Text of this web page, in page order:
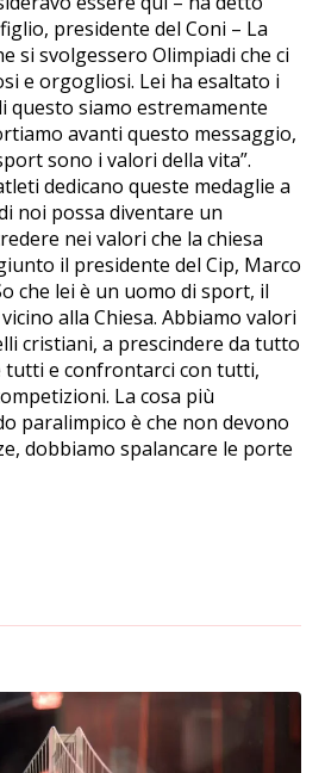
presidente del Coni – La
si svolgessero Olimpiadi che ci
e orgogliosi. Lei ha esaltato i
questo siamo estremamente
avanti questo messaggio,
sono i valori della vita”.
dedicano queste medaglie a
noi possa diventare un
nei valori che la chiesa
il presidente del Cip, Marco
che lei è un uomo di sport, il
alla Chiesa. Abbiamo valori
cristiani, a prescindere da tutto
tutti e confrontarci con tutti,
La cosa più
paralimpico è che non devono
dobbiamo spalancare le porte